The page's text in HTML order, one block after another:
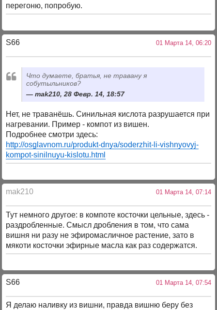
перегоню, попробую.
S66 01 Марта 14, 06:20
Что думаете, братья, не травану я
собутыльников?
mak210, 28 Февр. 14, 18:57
Нет, не траванёшь. Синильная кислота разрушается при
нагревании. Пример - компот из вишен.
Подробнее смотри здесь:
http://osglavnom.ru/produkt-dnya/soderzhit-li-vishnyovyj-
kompot-sinilnuyu-kislotu.html
mak210 01 Марта 14, 07:14
Тут немного другое: в компоте косточки цельные, здесь -
раздробленные. Смысл дробления в том, что сама
вишня ни разу не эфиромасличное растение, зато в
мякоти косточки эфирные масла как раз содержатся.
S66 01 Марта 14, 07:54
Я делаю наливку из вишни, правда вишню беру без